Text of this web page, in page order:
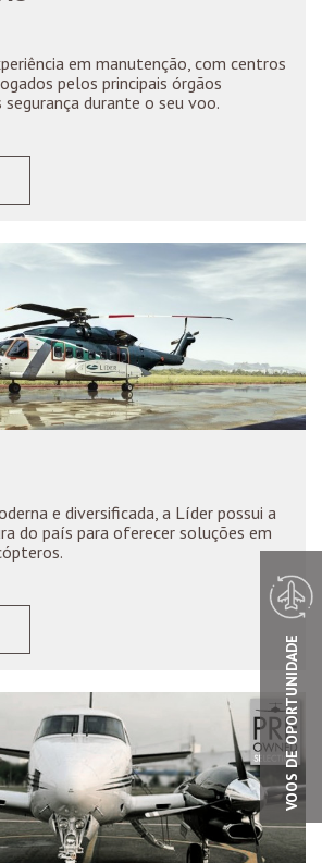
em manutenção, com centros
pelos principais órgãos
durante o seu voo.
e diversificada, a Líder possui a
do país para oferecer soluções em
VOOS DE OPORTUNIDADE